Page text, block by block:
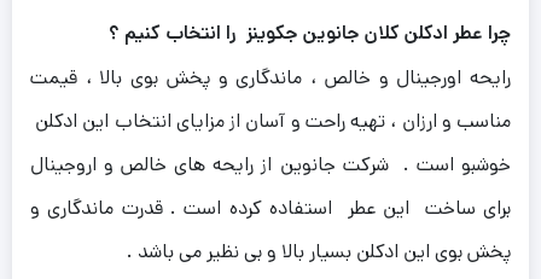
چرا عطر ادکلن کلان جانوین جکوینز را انتخاب کنیم ؟
رایحه اورجینال و خالص ، ماندگاری و پخش بوی بالا ، قیمت
مناسب و ارزان ، تهیه راحت و آسان از مزایای انتخاب این ادکلن
خوشبو است . شرکت جانوین از رایحه های خالص و اروجینال
برای ساخت این عطر استفاده کرده است . قدرت ماندگاری و
پخش بوی این ادکلن بسیار بالا و بی نظیر می باشد .